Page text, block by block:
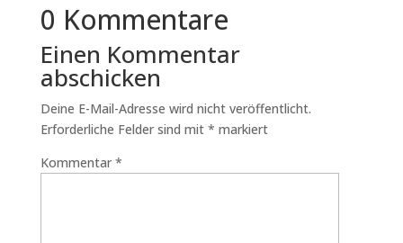
0 Kommentare
Einen Kommentar
abschicken
Deine E-Mail-Adresse wird nicht veröffentlicht.
Erforderliche Felder sind mit * markiert
Kommentar *